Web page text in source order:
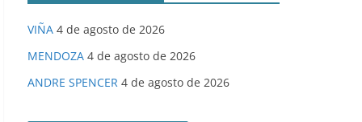
VIÑA 4 de agosto de 2026
MENDOZA 4 de agosto de 2026
ANDRE SPENCER 4 de agosto de 2026